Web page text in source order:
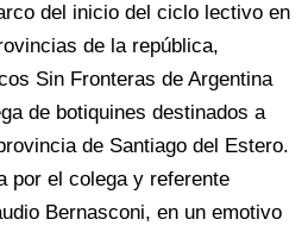
del inicio del ciclo lectivo en
de la república,
Sin Fronteras de Argentina
de botiquines destinados a
de Santiago del Estero.
por el colega y referente
Bernasconi, en un emotivo